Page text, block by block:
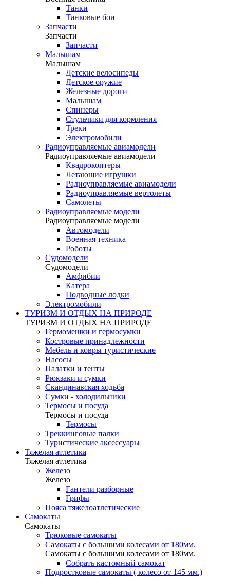
Танки
Танковые бои
Запчасти
Запчасти
Запчасти
Малышам
Малышам
Детские велосипеды
Детское оружие
Железные дороги
Малышам
Спинеры
Стульчики для кормления
Треки
Электромобили
Радиоуправляемые авиамодели
Радиоуправляемые авиамодели
Квадрокоптеры
Летающие игрушки
Радиоуправляемые авиамодели
Радиоуправляемые вертолеты
Самолеты
Радиоуправляемые модели
Радиоуправляемые модели
Автомодели
Военная техника
Роботы
Судомодели
Судомодели
Амфибии
Катера
Подводные лодки
Электромобили
ТУРИЗМ И ОТДЫХ НА ПРИРОДЕ
ТУРИЗМ И ОТДЫХ НА ПРИРОДЕ
Гермомешки и гермосумки
Костровые принадлежности
Мебель и ковры туристические
Насосы
Палатки и тенты
Рюкзаки и сумки
Скандинавская ходьба
Сумки - холодильники
Термосы и посуда
Термосы и посуда
Термосы
Треккинговые палки
Туристические аксессуары
Тяжелая атлетика
Тяжелая атлетика
Железо
Железо
Гантели разборные
Грифы
Пояса тяжелоатлетические
Самокаты
Самокаты
Трюковые самокаты
Самокаты с большими колесами от 180мм.
Самокаты с большими колесами от 180мм.
Собрать кастомный самокат
Подростковые самокаты ( колесо от 145 мм.)